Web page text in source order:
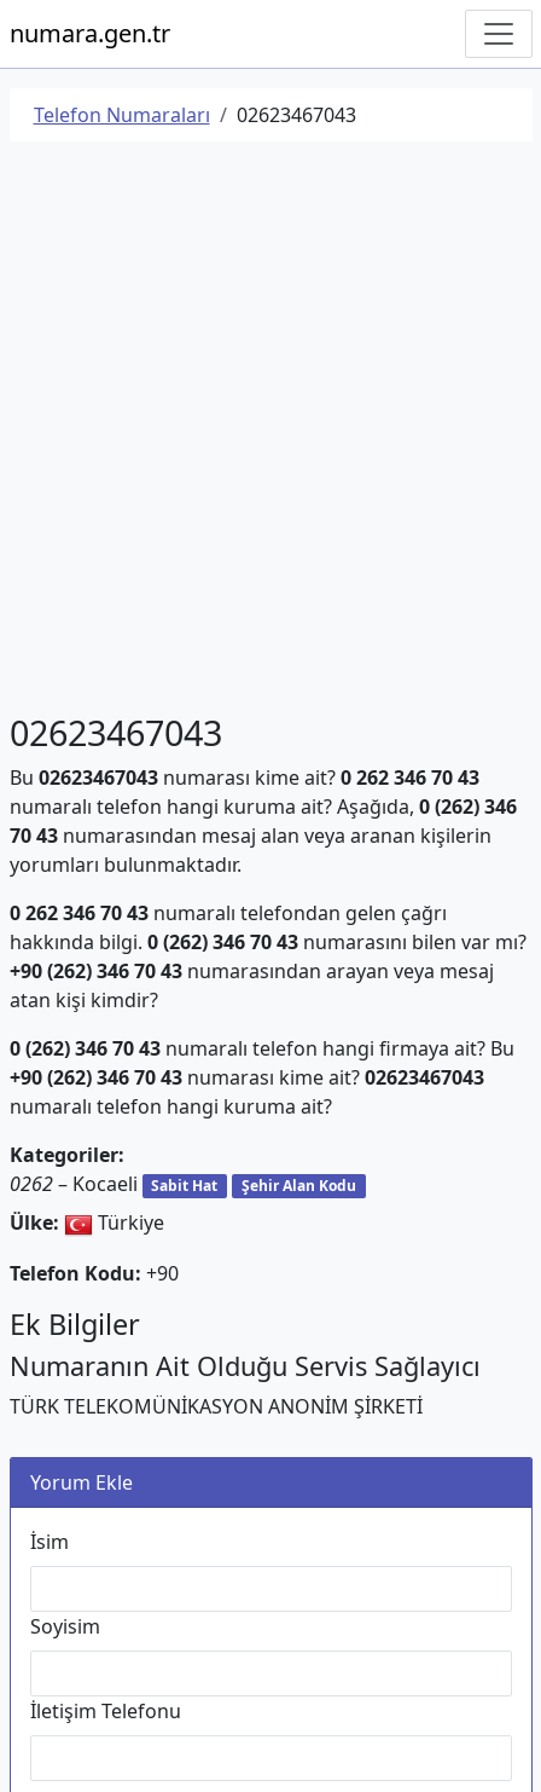
numara.gen.tr
Telefon Numaraları 02623467043
02623467043
Bu 02623467043numarası kime ait?0 262 346 70 43
numaralı telefon hangi kuruma ait? Aşağıda, 0 (262) 346
70 43numarasından mesaj alan veya aranan kişilerin
yorumları bulunmaktadır.
0 262 346 70 43numaralı telefondan gelen çağrı
hakkında bilgi. 0 (262) 346 70 43numarasını bilen var mı?
+90 (262) 346 70 43numarasından arayan veya mesaj
atan kişi kimdir?
0 (262) 346 70 43numaralı telefon hangi firmaya ait? Bu
+90 (262) 346 70 43numarası kime ait?02623467043
numaralı telefon hangi kuruma ait?
Kategoriler:
0262– Kocaeli Sabit Hat Şehir Alan Kodu
Ülke:
Türkiye
Telefon Kodu: +90
Ek Bilgiler
Numaranın Ait Olduğu Servis Sağlayıcı
TÜRK TELEKOMÜNİKASYON ANONİM ŞİRKETİ
Yorum Ekle
İsim
Soyisim
İletişim Telefonu